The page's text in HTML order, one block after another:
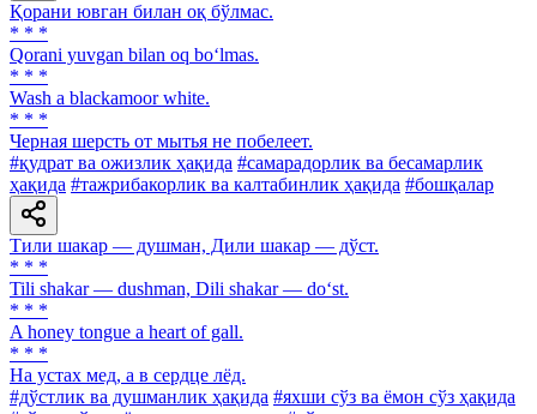
Қорани ювган билан оқ бўлмас.
* * *
Qorani yuvgan bilan oq bo‘lmas.
* * *
Wash a blackamoor white.
* * *
Черная шерсть от мытья не побелеет.
#қудрат ва ожизлик ҳақида #самарадорлик ва бесамарлик
ҳақида #тажрибакорлик ва калтабинлик ҳақида #бошқалар
Тили шакар — душман, Дили шакар — дўст.
* * *
Tili shakar — dushman, Dili shakar — do‘st.
* * *
A honey tongue a heart of gall.
* * *
На устах мед, а в сердце лёд.
#дўстлик ва душманлик ҳақида #яхши сўз ва ёмон сўз ҳақида